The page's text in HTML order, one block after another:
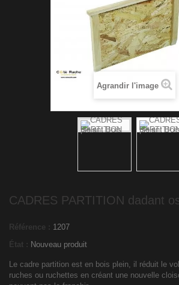
Agrandir l'image
CADRES PARTITION dadant
Référence : 1207
État : Nouveau produit
Le cadre partition est en bois plein, il réduit le
ruches ou ruchettes en créant une nouvelle